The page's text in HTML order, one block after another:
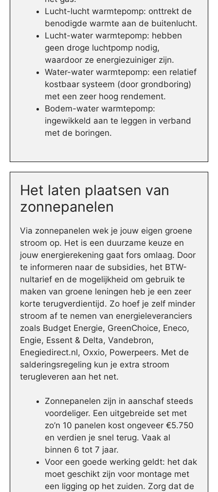
Lucht-lucht warmtepomp: onttrekt de
benodigde warmte aan de buitenlucht.
Lucht-water warmtepomp: hebben
geen droge luchtpomp nodig,
waardoor ze energiezuiniger zijn.
Water-water warmtepomp: een relatief
kostbaar systeem (door grondboring)
met een zeer hoog rendement.
Bodem-water warmtepomp:
ingewikkeld aan te leggen in verband
met de boringen.
Het laten plaatsen van
zonnepanelen
Via zonnepanelen wek je jouw eigen groene
stroom op. Het is een duurzame keuze en
jouw energierekening gaat fors omlaag. Door
te informeren naar de subsidies, het BTW-
nultarief en de mogelijkheid om gebruik te
maken van groene leningen heb je een zeer
korte terugverdientijd. Zo hoef je zelf minder
stroom af te nemen van energieleveranciers
zoals Budget Energie, GreenChoice, Eneco,
Engie, Essent & Delta, Vandebron,
Enegiedirect.nl, Oxxio, Powerpeers. Met de
salderingsregeling kun je extra stroom
terugleveren aan het net.
Zonnepanelen zijn in aanschaf steeds
voordeliger. Een uitgebreide set met
zo’n 10 panelen kost ongeveer €5.750
en verdien je snel terug. Vaak al
binnen 6 tot 7 jaar.
Voor een goede werking geldt: het dak
moet geschikt zijn voor montage met
een ligging op het zuiden. Zorg dat de